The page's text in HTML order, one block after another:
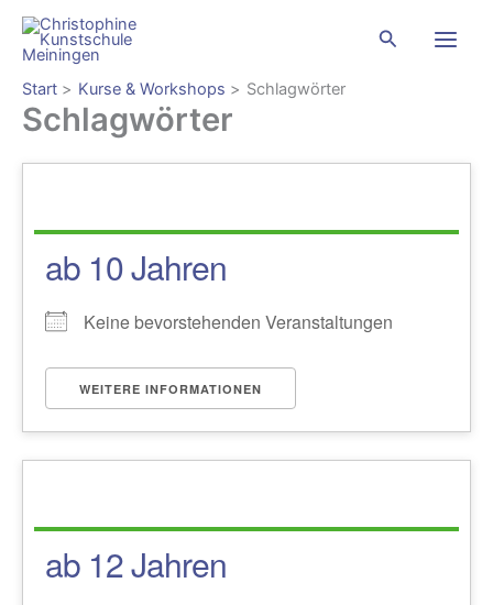
Zum
Inhalt
springen
Suchen
Start Kurse & Workshops Schlagwörter
Schlagwörter
ab 10 Jahren
Keine bevorstehenden Veranstaltungen
WEITERE INFORMATIONEN
ab 12 Jahren